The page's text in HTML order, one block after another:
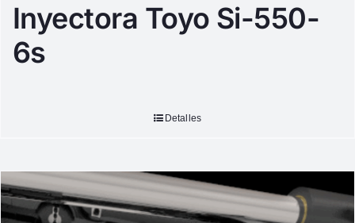
Inyectora Toyo Si-550-
6s
Detalles